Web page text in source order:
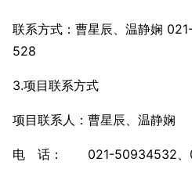
联系方式：曹星辰、温静娴
528
3.项目联系方式
项目联系人：曹星辰、温静娴
电 话： 021-50934532、